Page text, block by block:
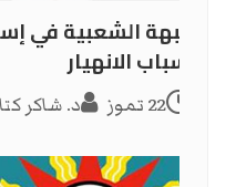
الجبهة الشعبية في
وأسباب الانهيار
22 تموز د. شاكر